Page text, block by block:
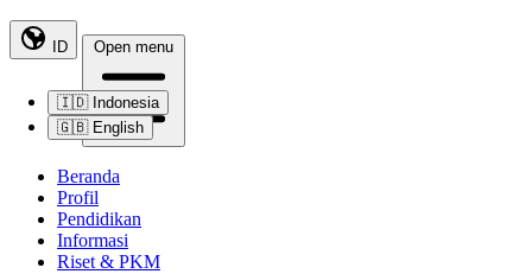
ID
🇮🇩 Indonesia
🇬🇧 English
Open menu
Beranda
Profil
Pendidikan
Informasi
Riset & PKM